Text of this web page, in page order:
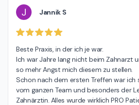
J Jannik S
Beste Praxis, in der ich je war.
Ich war Jahre lang nicht beim Zahnarzt
so mehr Angst mich diesem zu stellen.
Schon nach dem ersten Treffen war ich
vom ganzen Team und besonders der
Zahnärztin. Alles wurde wirklich PRO